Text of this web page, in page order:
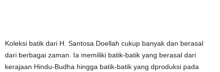
Koleksi batik dari H. Santosa Doellah cukup banyak dan berasal
dari berbagai zaman. Ia memiliki batik-batik yang berasal dari
kerajaan Hindu-Budha hingga batik-batik yang dproduksi pada